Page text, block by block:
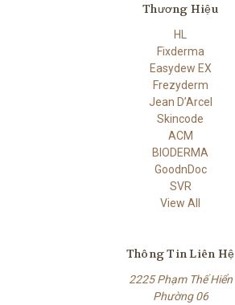
Thương Hiệu
HL
Fixderma
Easydew EX
Frezyderm
Jean D’Arcel
Skincode
ACM
BIODERMA
GoodnDoc
SVR
View All
Thông Tin Liên Hệ
2225 Phạm Thế Hiển
Phường 06